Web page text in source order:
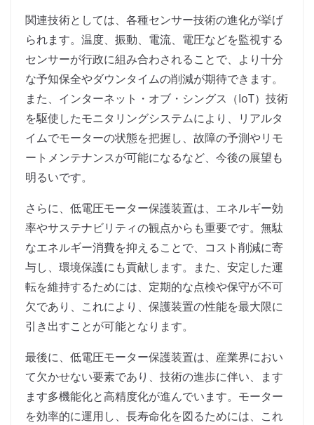
関連技術としては、各種センサー技術の進化が挙げ
られます。温度、振動、電流、電圧などを監視する
センサーが行政に組み合わされることで、より十分
な予知保全やダウンタイムの削減が期待できます。
また、インターネット・オブ・シングス（IoT）技術
を駆使したモニタリングシステムにより、リアルタ
イムでモーターの状態を把握し、故障の予測やリモ
ートメンテナンスが可能になるなど、今後の展望も
明るいです。
さらに、低電圧モーター保護装置は、エネルギー効
率やサステナビリティの観点からも重要です。無駄
なエネルギー消費を抑えることで、コスト削減に寄
与し、環境保護にも貢献します。また、安定した運
転を維持するためには、定期的な点検や保守が不可
欠であり、これにより、保護装置の性能を最大限に
引き出すことが可能となります。
最後に、低電圧モーター保護装置は、産業界におい
て欠かせない要素であり、技術の進歩に伴い、ます
ます多機能化と高精度化が進んでいます。モーター
を効率的に運用し、長寿命化を図るためには、これ